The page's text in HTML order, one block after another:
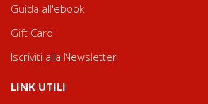
Guida all'ebook
Gift Card
Iscriviti alla Newsletter
LINK UTILI